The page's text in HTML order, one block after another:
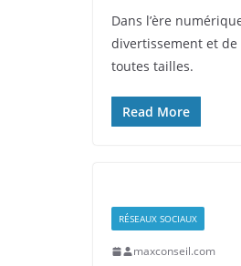
Dans l’ère
divertissement et
toutes tailles.
Read More
RÉSEAUX SOCIAUX
maxconseil.com